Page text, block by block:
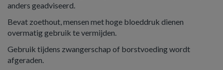
anders geadviseerd.
Bevat zoethout, mensen met hoge bloeddruk dienen
overmatig gebruik te vermijden.
Gebruik tijdens zwangerschap of borstvoeding wordt
afgeraden.